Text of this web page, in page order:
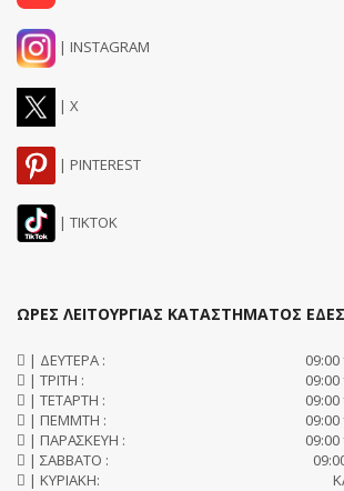
| INSTAGRAM
| X
| PINTEREST
| TIKTOK
ΩΡΕΣ ΛΕΙΤΟΥΡΓΙΑΣ ΚΑΤΑΣΤΗΜΑΤΟΣ
| ΔΕΥΤΕΡΑ :
| ΤΡΙΤΗ :
| ΤΕΤΑΡΤΗ :
| ΠΕΜΜΤΗ :
| ΠΑΡΑΣΚΕΥΗ :
| ΣΑΒΒΑΤΟ :
| ΚΥΡΙΑΚΗ: